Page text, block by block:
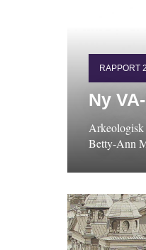
RAPPORT
Ny
Arkeologisk
Betty-Ann